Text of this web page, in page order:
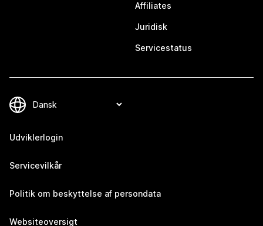
Affiliates
Juridisk
Servicestatus
Udviklerlogin
Servicevilkår
Politik om beskyttelse af persondata
Websiteoversigt